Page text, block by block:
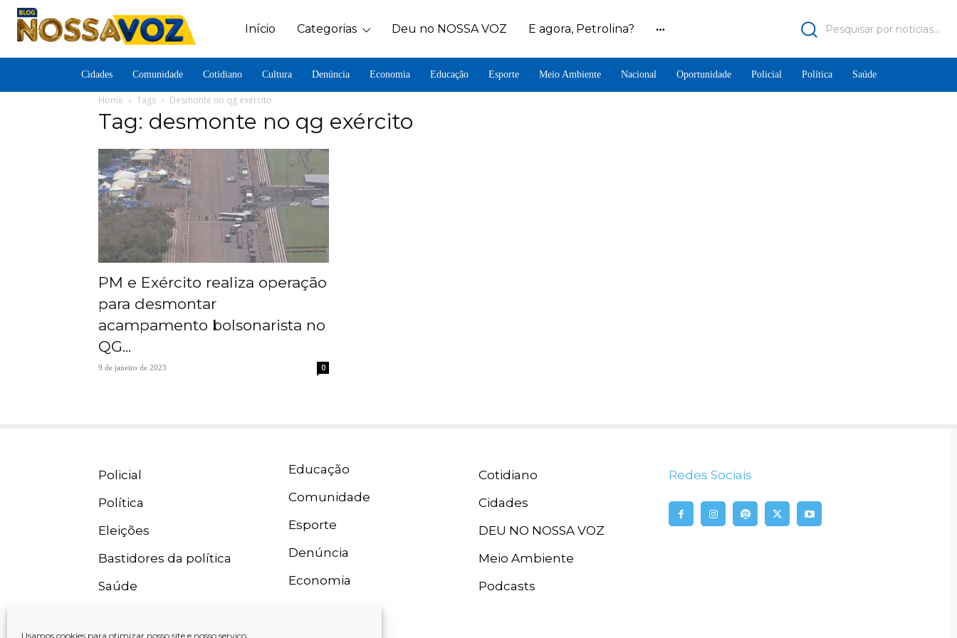
Usamos cookies para otimizar nosso site e nosso serviço.
Início Categorias Deu no NOSSA VOZ E agora, Petrolina? Pesquisar por notícias...
Cidades Comunidade Cotidiano Cultura Denúncia Economia Educação Esporte Meio Ambiente Nacional Oportunidade Policial Política Saúde
Home Tags Desmonte no qg exército
Tag: desmonte no qg exército
PM e Exército realiza operação
para desmontar
acampamento bolsonarista no
QG...
9 de janeiro de 2023 0
Policial
Política
Eleições
Bastidores da política
Saúde
Educação
Comunidade
Esporte
Denúncia
Economia
Cotidiano
Cidades
DEU NO NOSSA VOZ
Meio Ambiente
Podcasts
Redes Sociais